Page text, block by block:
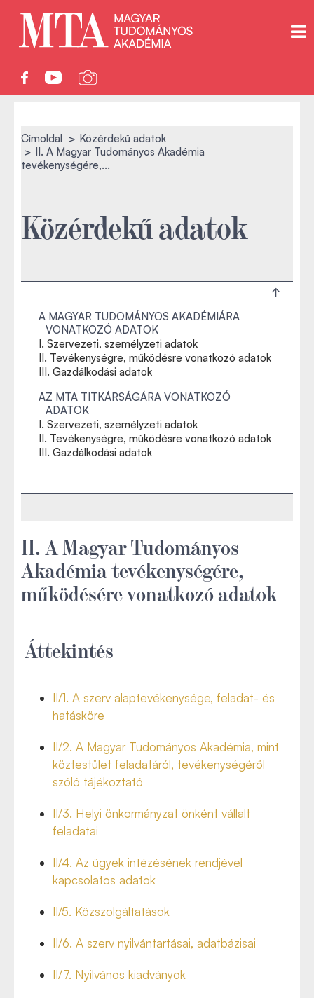
Címoldal
Közérdekű adatok
II. A Magyar Tudományos Akadémia
tevékenységére,...
Közérdekű adatok
A MAGYAR TUDOMÁNYOS AKADÉMIÁRA
VONATKOZÓ ADATOK
I. Szervezeti, személyzeti adatok
II. Tevékenységre, működésre vonatkozó adatok
III. Gazdálkodási adatok
AZ MTA TITKÁRSÁGÁRA VONATKOZÓ
ADATOK
I. Szervezeti, személyzeti adatok
II. Tevékenységre, működésre vonatkozó adatok
III. Gazdálkodási adatok
II. A Magyar Tudományos
Akadémia tevékenységére,
működésére vonatkozó adatok
Áttekintés
II/1. A szerv alaptevékenysége, feladat- és
hatásköre
II/2. A Magyar Tudományos Akadémia, mint
köztestület feladatáról, tevékenységéről
szóló tájékoztató
II/3. Helyi önkormányzat önként vállalt
feladatai
II/4. Az ügyek intézésének rendjével
kapcsolatos adatok
II/5. Közszolgáltatások
II/6. A szerv nyilvántartásai, adatbázisai
II/7. Nyilvános kiadványok